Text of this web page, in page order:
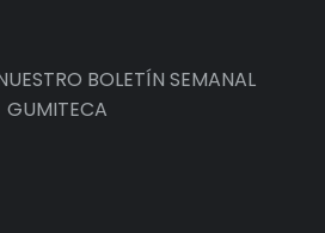
BOLETÍN SEMANAL
GUMITECA